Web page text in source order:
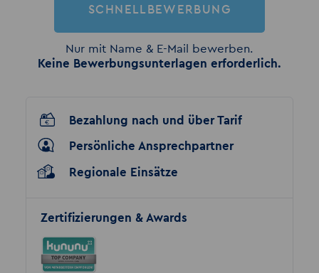
SCHNELLBEWERBUNG
Nur mit Name & E-Mail bewerben.
Keine Bewerbungsunterlagen erforderlich.
Bezahlung nach und über Tarif
Persönliche Ansprechpartner
Regionale Einsätze
Zertifizierungen & Awards